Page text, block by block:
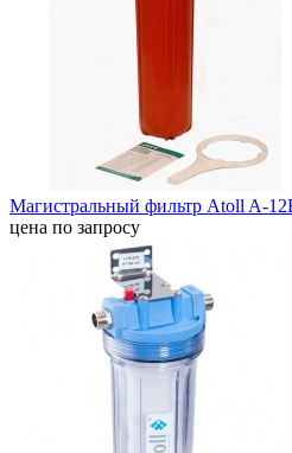
Магистральный фильтр Atoll A-
цена по запросу